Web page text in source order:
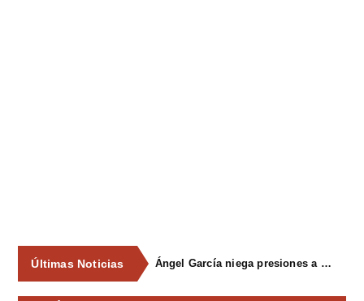
Últimas Noticias Ángel García niega presiones a comercios y asegura que el Ayuntamiento cumple "de manera muy rigurosa" la Ley de Contratos